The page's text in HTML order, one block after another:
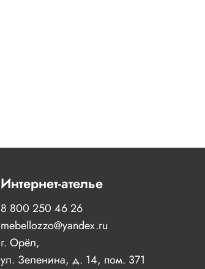
Интернет-ателье
8 800 250 46 26
mebellozzo@yandex.ru
г. Орёл,
ул. Зеленина, д. 14, пом. 371